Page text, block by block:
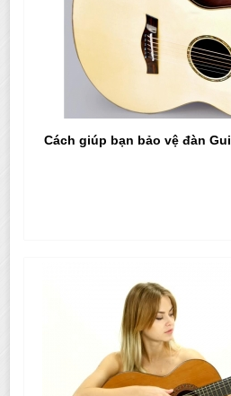
Cách giúp bạn bảo vệ đàn